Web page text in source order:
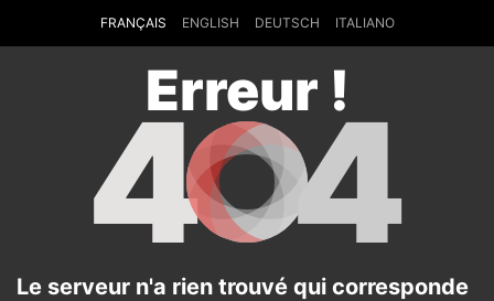
FRANÇAIS ENGLISH DEUTSCH ITALIANO
Erreur !
4 4
Le serveur n'a rien trouvé qui corresponde